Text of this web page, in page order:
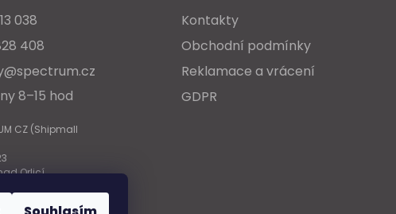
038
408
8–15 hod
CZ (Shipmall
Orlicí
Kontakty
Obchodní podmínky
Reklamace a vrácení
GDPR